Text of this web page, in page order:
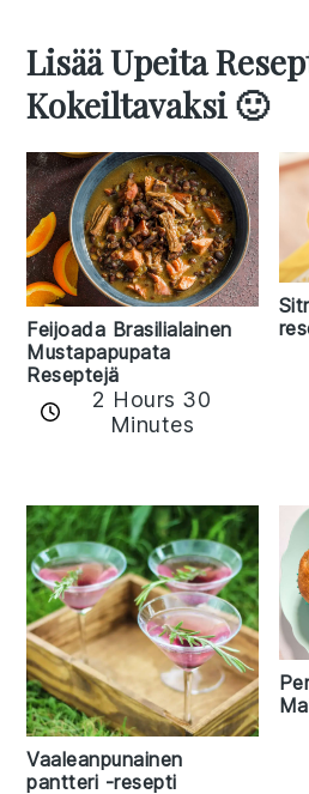
Lisää Upeita
Kokeiltavaksi 🙂
Feijoada Brasilialainen
Mustapapupata
Reseptejä
2 Hours 30
Minutes
Vaaleanpunainen
pantteri -resepti